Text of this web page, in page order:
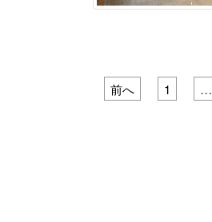
投稿のページ送り
前へ 1 …